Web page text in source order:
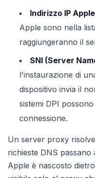
Indirizzo IP
Apple sono nella
raggiungeranno il
SNI (Server
l'instaurazione di
dispositivo invia il
sistemi DPI
connessione.
Un server proxy
richieste DNS
Apple è nascosto